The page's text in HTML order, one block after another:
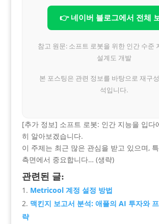
👉 네이버 블로그에서 전체
참고 원문: 소프트 로봇을 위한 인간 수준
설계도 개발
본 포스팅은 관련 정보를 바탕으로 재구
석입니다.
[추가 정보] 소프트 로봇: 인간 지능을 입다
히 알아보겠습니다.
이 주제는 최근 많은 관심을 받고 있으며,
측면에서 중요합니다… (생략)
관련된 글:
Metricool 계정 설정 방법
맥킨지 보고서 분석: 애플의 AI 투자와
략